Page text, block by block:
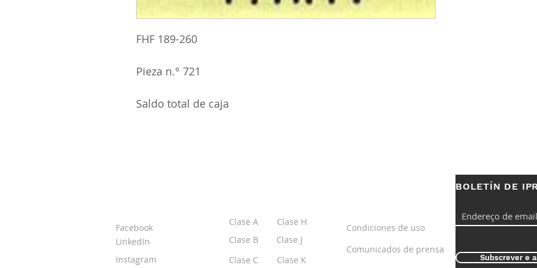
FHF 189-260
Pieza n.° 721
Saldo total de caja
Facebook
LinkedIn
Instagram
Clase A
Clase H
Clase B
Clase J
Clase C
Clase K
Condiciones de uso
Comunicados de prensa
BOLETÍN DE IPR
Subscrever e